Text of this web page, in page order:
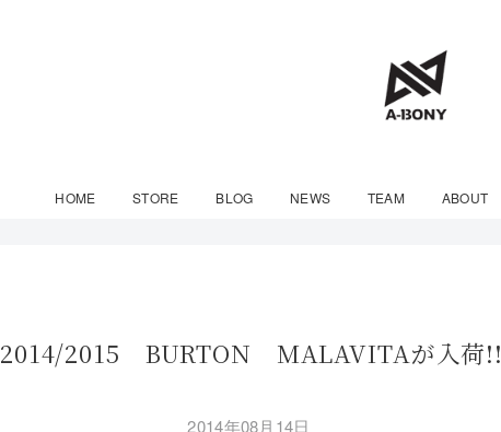
HOME STORE BLOG NEWS TEAM ABOUT
2014/2015 BURTON MALAVITAが入荷!!
2014年08月14日